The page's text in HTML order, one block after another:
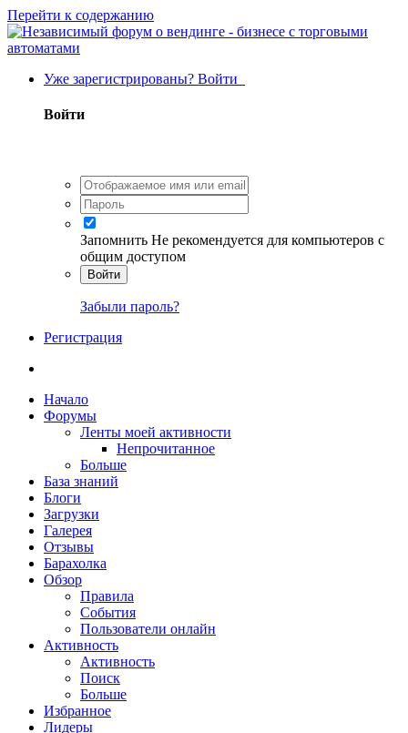
Перейти к содержанию
Уже зарегистрированы? Войти
Войти
Запомнить Не рекомендуется для компьютеров с
общим доступом
Войти
Забыли пароль?
Регистрация
Начало
Форумы
Ленты моей активности
Непрочитанное
Больше
База знаний
Блоги
Загрузки
Галерея
Отзывы
Барахолка
Обзор
Правила
События
Пользователи онлайн
Активность
Активность
Поиск
Больше
Избранное
Лидеры